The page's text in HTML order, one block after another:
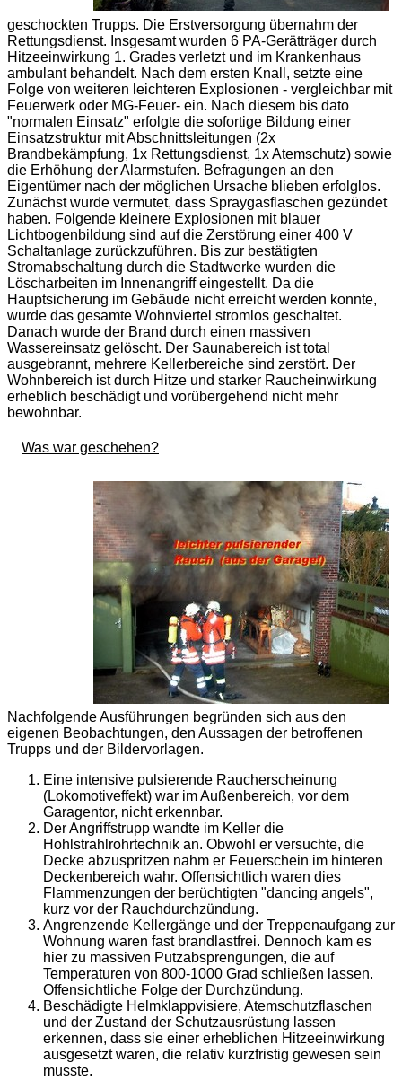
geschockten Trupps. Die Erstversorgung übernahm der
Rettungsdienst. Insgesamt wurden 6 PA-Gerätträger durch
Hitzeeinwirkung 1. Grades verletzt und im Krankenhaus
ambulant behandelt. Nach dem ersten Knall, setzte eine
Folge von weiteren leichteren Explosionen - vergleichbar mit
Feuerwerk oder MG-Feuer- ein. Nach diesem bis dato
"normalen Einsatz" erfolgte die sofortige Bildung einer
Einsatzstruktur mit Abschnittsleitungen (2x
Brandbekämpfung, 1x Rettungsdienst, 1x Atemschutz) sowie
die Erhöhung der Alarmstufen. Befragungen an den
Eigentümer nach der möglichen Ursache blieben erfolglos.
Zunächst wurde vermutet, dass Spraygasflaschen gezündet
haben. Folgende kleinere Explosionen mit blauer
Lichtbogenbildung sind auf die Zerstörung einer 400 V
Schaltanlage zurückzuführen. Bis zur bestätigten
Stromabschaltung durch die Stadtwerke wurden die
Löscharbeiten im Innenangriff eingestellt. Da die
Hauptsicherung im Gebäude nicht erreicht werden konnte,
wurde das gesamte Wohnviertel stromlos geschaltet.
Danach wurde der Brand durch einen massiven
Wassereinsatz gelöscht. Der Saunabereich ist total
ausgebrannt, mehrere Kellerbereiche sind zerstört. Der
Wohnbereich ist durch Hitze und starker Raucheinwirkung
erheblich beschädigt und vorübergehend nicht mehr
bewohnbar.
Was war geschehen?
Nachfolgende Ausführungen begründen sich aus den
eigenen Beobachtungen, den Aussagen der betroffenen
Trupps und der Bildervorlagen.
Eine intensive pulsierende Raucherscheinung
(Lokomotiveffekt) war im Außenbereich, vor dem
Garagentor, nicht erkennbar.
Der Angriffstrupp wandte im Keller die
Hohlstrahlrohrtechnik an. Obwohl er versuchte, die
Decke abzuspritzen nahm er Feuerschein im hinteren
Deckenbereich wahr. Offensichtlich waren dies
Flammenzungen der berüchtigten "dancing angels",
kurz vor der Rauchdurchzündung.
Angrenzende Kellergänge und der Treppenaufgang zur
Wohnung waren fast brandlastfrei. Dennoch kam es
hier zu massiven Putzabsprengungen, die auf
Temperaturen von 800-1000 Grad schließen lassen.
Offensichtliche Folge der Durchzündung.
Beschädigte Helmklappvisiere, Atemschutzflaschen
und der Zustand der Schutzausrüstung lassen
erkennen, dass sie einer erheblichen Hitzeeinwirkung
ausgesetzt waren, die relativ kurzfristig gewesen sein
musste.